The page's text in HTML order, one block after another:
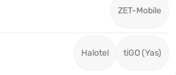
ZET-Mobile
Halotel tiGO (Yas)